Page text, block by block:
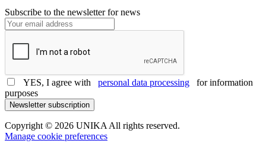
Subscribe to the newsletter for news
YES, I agree with personal data processing for information
purposes
Newsletter subscription
Copyright © 2026 UNIKA All rights reserved.
Manage cookie preferences